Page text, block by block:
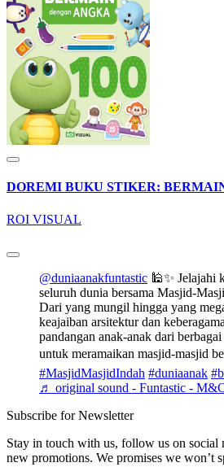
DOREMI BUKU STIKER:
ROI VISUAL
@duniaanakfuntastic 🕌✨ Jelajahi
seluruh dunia bersama Masjid-
Dari yang mungil hingga yang
keajaiban arsitektur dan
pandangan anak-anak dari
untuk meramaikan masjid-masjid
#MasjidMasjidIndah #duniaanak
♬ original sound - Funtastic -
Subscribe for Newsletter
Stay in touch with us, follow us on social
new promotions. We promises we won’t